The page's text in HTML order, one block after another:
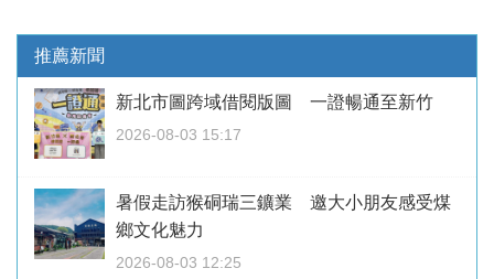
推薦新聞
新北市圖跨域借閱版圖 一證暢通至新竹
2026-08-03 15:17
暑假走訪猴硐瑞三鑛業 邀大小朋友感受煤
鄉文化魅力
2026-08-03 12:25